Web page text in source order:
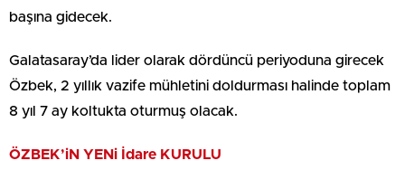
başına gidecek.
Galatasaray’da lider olarak dördüncü periyoduna girecek
Özbek, 2 yıllık vazife mühletini doldurması halinde toplam
8 yıl 7 ay koltukta oturmuş olacak.
ÖZBEK’iN YENi İdare KURULU